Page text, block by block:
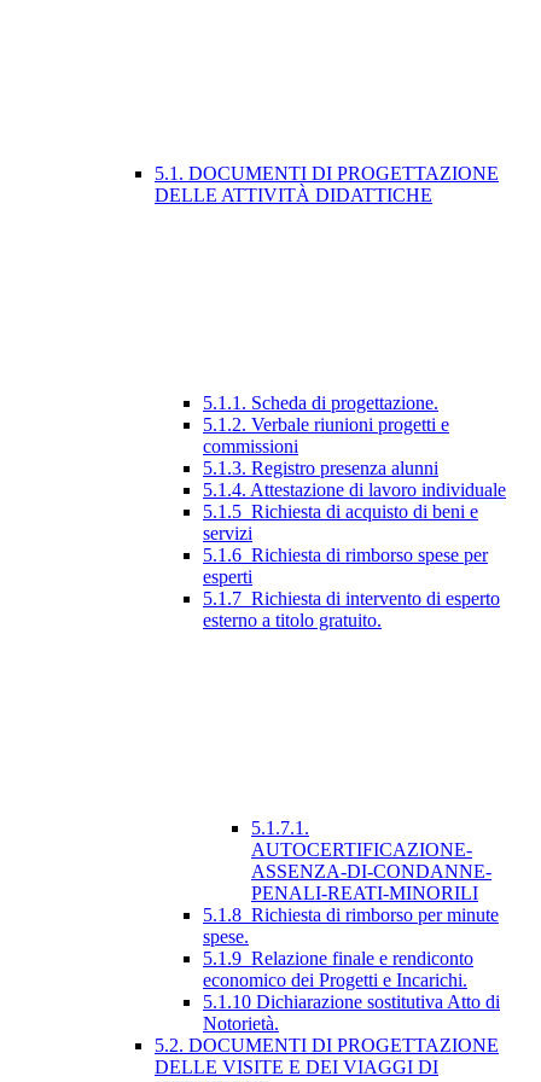
5.1. DOCUMENTI DI PROGETTAZIONE
DELLE ATTIVITÀ DIDATTICHE
5.1.1. Scheda di progettazione.
5.1.2. Verbale riunioni progetti e
commissioni
5.1.3. Registro presenza alunni
5.1.4. Attestazione di lavoro individuale
5.1.5_Richiesta di acquisto di beni e
servizi
5.1.6_Richiesta di rimborso spese per
esperti
5.1.7_Richiesta di intervento di esperto
esterno a titolo gratuito.
5.1.7.1.
AUTOCERTIFICAZIONE-
ASSENZA-DI-CONDANNE-
PENALI-REATI-MINORILI
5.1.8_Richiesta di rimborso per minute
spese.
5.1.9_Relazione finale e rendiconto
economico dei Progetti e Incarichi.
5.1.10 Dichiarazione sostitutiva Atto di
Notorietà.
5.2. DOCUMENTI DI PROGETTAZIONE
DELLE VISITE E DEI VIAGGI DI